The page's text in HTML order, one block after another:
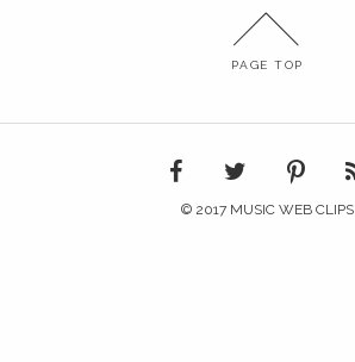
PAGE TOP
© 2017 MUSIC WEB CLIPS